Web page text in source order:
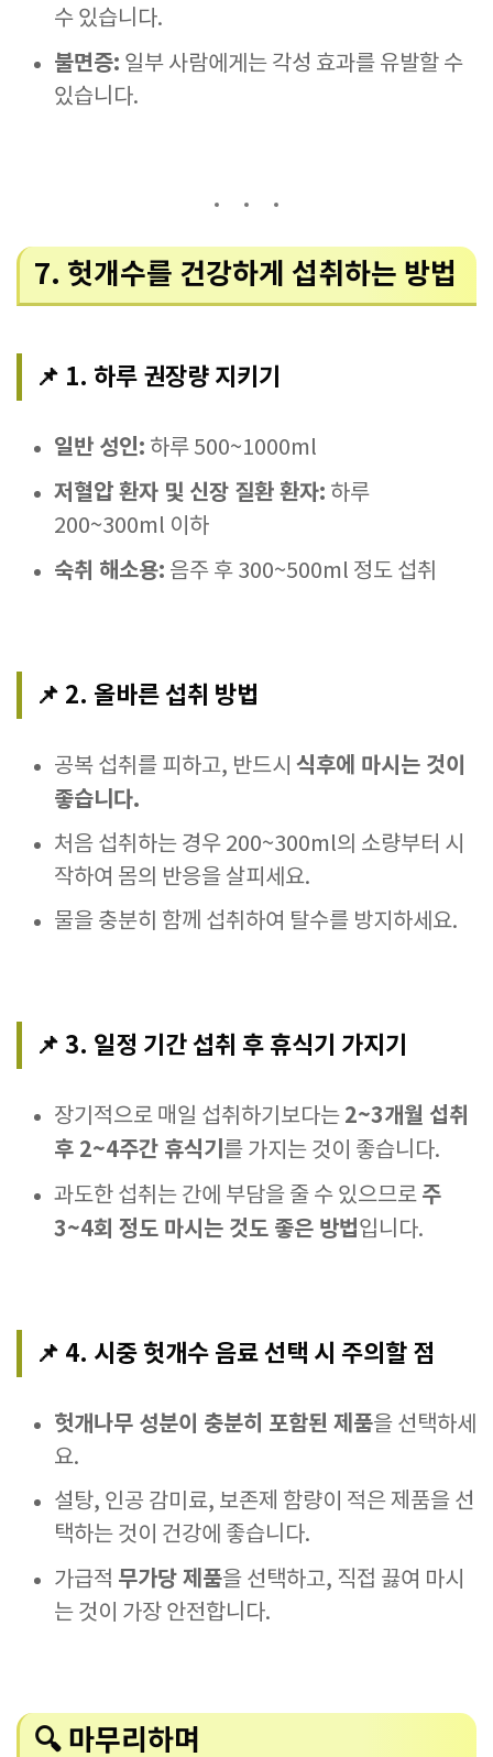
수 있습니다.
불면증: 일부 사람에게는 각성 효과를 유발할 수
있습니다.
7. 헛개수를 건강하게 섭취하는 방법
📌 1. 하루 권장량 지키기
일반 성인: 하루 500~1000ml
저혈압 환자 및 신장 질환 환자: 하루
200~300ml 이하
숙취 해소용: 음주 후 300~500ml 정도 섭취
📌 2. 올바른 섭취 방법
공복 섭취를 피하고, 반드시 식후에 마시는 것이
좋습니다.
처음 섭취하는 경우 200~300ml의 소량부터 시
작하여 몸의 반응을 살피세요.
물을 충분히 함께 섭취하여 탈수를 방지하세요.
📌 3. 일정 기간 섭취 후 휴식기 가지기
장기적으로 매일 섭취하기보다는 2~3개월 섭취
후 2~4주간 휴식기 를 가지는 것이 좋습니다.
과도한 섭취는 간에 부담을 줄 수 있으므로 주
3~4회 정도 마시는 것도 좋은 방법입니다.
📌 4. 시중 헛개수 음료 선택 시 주의할 점
헛개나무 성분이 충분히 포함된 제품을 선택하세
요.
설탕, 인공 감미료, 보존제 함량이 적은 제품을 선
택하는 것이 건강에 좋습니다.
가급적 무가당 제품을 선택하고, 직접 끓여 마시
는 것이 가장 안전합니다.
🔍 마무리하며